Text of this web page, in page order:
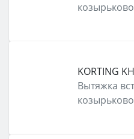
KORTING
Вытяжка